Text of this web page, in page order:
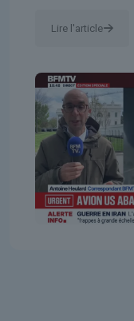
Lire l'article